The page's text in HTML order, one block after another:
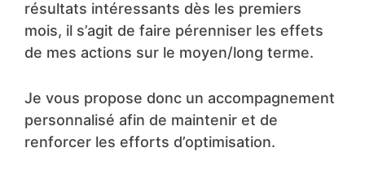
résultats intéressants dès les premiers
mois, il s’agit de faire pérenniser les effets
de mes actions sur le moyen/long terme.
Je vous propose donc un accompagnement
personnalisé afin de maintenir et de
renforcer les efforts d’optimisation.